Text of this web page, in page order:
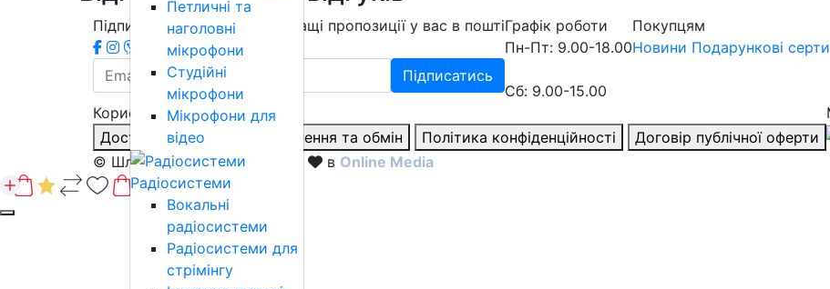
Петличні та
наголовні
мікрофони
Студійні
мікрофони
Мікрофони для
відео
Радіосистеми
Вокальні
радіосистеми
Радіосистеми для
стрімінгу
Підписатись на розсилку Кращі пропозиції у вас в пошті
Підписатись
Графік роботи
Пн-Пт: 9.00-18.00
Сб: 9.00-15.00
Покупцям
Новини Подарункові
Корисна інформація
Доставка і оплата
Повернення та обмін Політика конфіденційності Договір публічної оферти
© Шлягер 2026Розроблено з в Online Media